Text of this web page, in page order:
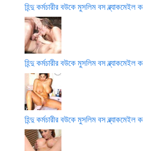
হিন্দু কর্মচারীর বউকে মুসলিম বস
হিন্দু কর্মচারীর বউকে মুসলিম বস
হিন্দু কর্মচারীর বউকে মুসলিম বস ব্ল্যাকমেইল